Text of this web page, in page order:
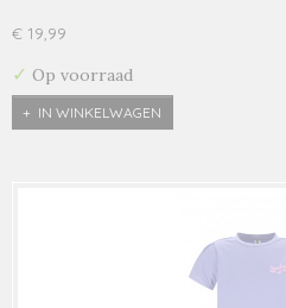
€ 19,99
✓ Op voorraad
IN WINKELWAGEN